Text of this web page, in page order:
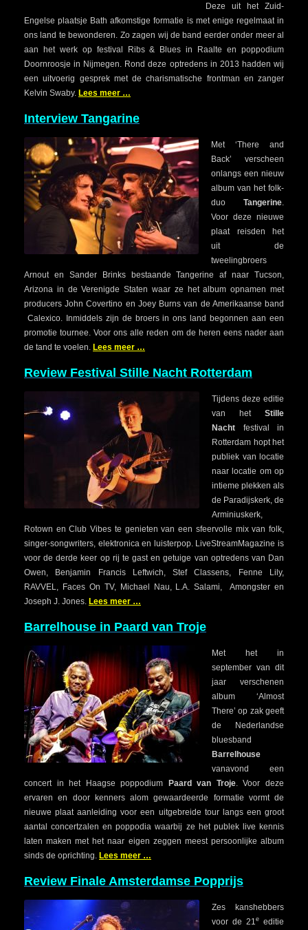
Deze uit het Zuid-
Engelse plaatsje Bath afkomstige formatie is met enige regelmaat in
ons land te bewonderen. Zo zagen wij de band eerder onder meer al
aan het werk op festival Ribs & Blues in Raalte en poppodium
Doornroosje in Nijmegen. Rond deze optredens in 2013 hadden wij
een uitvoerig gesprek met de charismatische frontman en zanger
Kelvin Swaby. Lees meer …
Interview Tangarine
Met ‘There and
Back’ verscheen
onlangs een nieuw
album van het folk-
duo Tangerine.
Voor deze nieuwe
plaat reisden het
uit de
tweelingbroers
Arnout en Sander Brinks bestaande Tangerine af naar Tucson,
Arizona in de Verenigde Staten waar ze het album opnamen met
producers John Covertino en Joey Burns van de Amerikaanse band
Calexico. Inmiddels zijn de broers in ons land begonnen aan een
promotie tournee. Voor ons alle reden om de heren eens nader aan
de tand te voelen. Lees meer …
Review Festival Stille Nacht Rotterdam
Tijdens deze editie
van het Stille
Nacht festival in
Rotterdam hopt het
publiek van locatie
naar locatie om op
intieme plekken als
de Paradijskerk, de
Arminiuskerk,
Rotown en Club Vibes te genieten van een sfeervolle mix van folk,
singer-songwriters, elektronica en luisterpop. LiveStreamMagazine is
voor de derde keer op rij te gast en getuige van optredens van Dan
Owen, Benjamin Francis Leftwich, Stef Classens, Fenne Lily,
RAVVEL, Faces On TV, Michael Nau, L.A. Salami, Amongster en
Joseph J. Jones. Lees meer …
Barrelhouse in Paard van Troje
Met het in
september van dit
jaar verschenen
album ‘Almost
There’ op zak geeft
de Nederlandse
bluesband
Barrelhouse
vanavond een
concert in het Haagse poppodium
Paard van Troje. Voor deze
ervaren en door kenners alom gewaardeerde formatie vormt de
nieuwe plaat aanleiding voor een uitgebreide tour langs een groot
aantal concertzalen en poppodia waarbij ze het publek live kennis
laten maken met het naar eigen zeggen meest persoonlijke album
sinds de oprichting. Lees meer …
Review Finale Amsterdamse Popprijs
Zes kanshebbers
voor de 21e editie